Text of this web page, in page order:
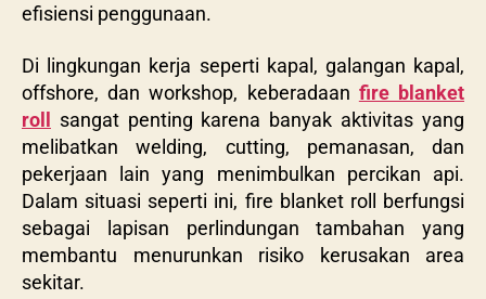
efisiensi penggunaan.
Di lingkungan kerja seperti kapal, galangan kapal,
offshore, dan workshop, keberadaan fire blanket
roll sangat penting karena banyak aktivitas yang
melibatkan welding, cutting, pemanasan, dan
pekerjaan lain yang menimbulkan percikan api.
Dalam situasi seperti ini, fire blanket roll berfungsi
sebagai lapisan perlindungan tambahan yang
membantu menurunkan risiko kerusakan area
sekitar.